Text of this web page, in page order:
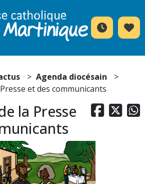
Agenda diocésain
et des communicants
  
la Presse